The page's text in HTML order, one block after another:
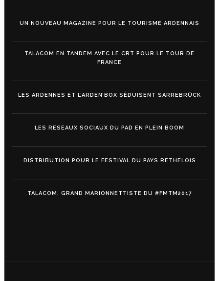
UN NOUVEAU MAGAZINE POUR LE TOURISME ARDENNAIS
TALACOM EN TANDEM AVEC LE CRT POUR LE TOUR DE
FRANCE
LES ARDENNES ET L’ARDEN’BOX SÉDUISENT SARREBRÜCK
LES RESEAUX SOCIAUX DU PAD EN PLEIN BOOM
DISTRIBUTION POUR LE FESTIVAL DU PAYS RETHELOIS
TALACOM, GRAND MARIONNETTISTE DU #FMTM2017